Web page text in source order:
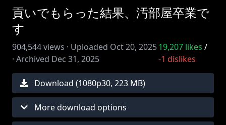
貢いでもらった結果、汚部屋卒業で
す
904,544views · Uploaded Oct 20, 2025
· Archived Dec 31, 2025
19,207 likes /
-1 dislikes
Download (1080p30, 223 MB)
More download options